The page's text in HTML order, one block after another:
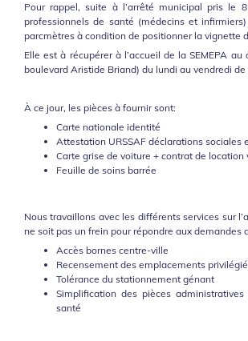
Pour rappel, suite à l’arrêté municipal pris le
professionnels de santé (médecins et
parcmètres à condition de positionner la vignette
Elle est à récupérer à l’accueil de la SEMEPA
boulevard Aristide Briand) du lundi au vendredi de
À ce jour, les pièces à fournir sont:
Carte nationale identité
Attestation URSSAF déclarations
Carte grise de voiture + contrat de location
Feuille de soins barrée
Nous travaillons avec les différents services sur
ne soit pas un frein pour répondre aux demandes
Accès bornes centre-ville
Recensement des emplacements
Tolérance du stationnement génant
Simplification des pièces
santé